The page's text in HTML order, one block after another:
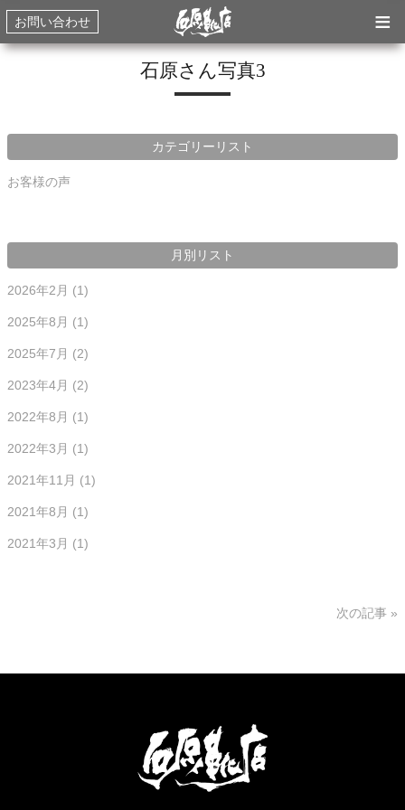
お問い合わせ ≡
石原さん写真3
カテゴリーリスト
お客様の声
月別リスト
2026年2月 (1)
2025年8月 (1)
2025年7月 (2)
2023年4月 (2)
2022年8月 (1)
2022年3月 (1)
2021年11月 (1)
2021年8月 (1)
2021年3月 (1)
次の記事 »